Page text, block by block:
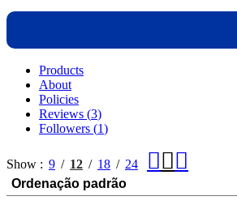
Products
About
Policies
Reviews (3)
Followers (1)
Show 9 12 18 24